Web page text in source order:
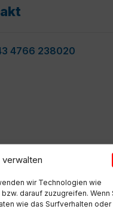
wir Technologien wie
darauf zuzugreifen. Wenn
wie das Surfverhalten oder
4766 238020